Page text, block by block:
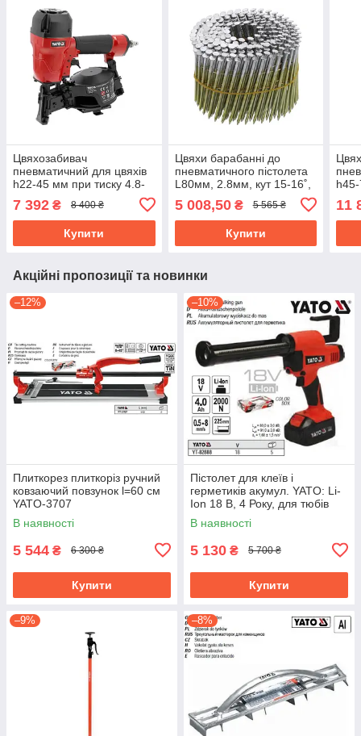
Цвяхозабивач
пневматичний для цвяхів
h22-45 мм при тиску 4.8-
YATO YT-09220
7 392 ₴ 8 400 ₴
Купити
Цвяхи барабанні до
пневматичного пістолета
L80мм, 2.8мм, кут 15-16˚,
VOREL-72021
5 008,50₴ 5 565 ₴
Купити
11
Акційні пропозиції та новинки
–12%
Плиткорез плиткоріз ручний
ковзаючий повзунок l=60 cм
YATO-3707
В наявності
5 544 ₴ 6 300 ₴
Купити
–10%
Пістолет для клеїв і
герметиків акумул. YATO: Li-
Ion 18 В, 4 Року, для тюбів
l=225 мм, 0.5-8 мм/с YT-
82888
В наявності
5 130 ₴ 5 700 ₴
Купити
–9% –8%